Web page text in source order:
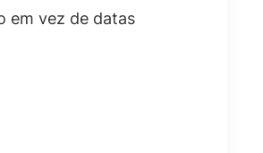
em vez de datas